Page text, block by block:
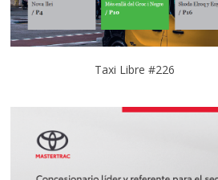
Taxi Libre #226